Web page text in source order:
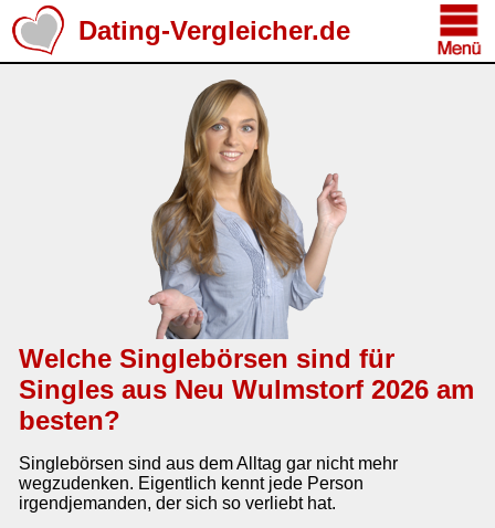
Dating-Vergleicher.de
Welche Singlebörsen sind für
Singles aus Neu Wulmstorf 2026 am
besten?
Singlebörsen sind aus dem Alltag gar nicht mehr
wegzudenken. Eigentlich kennt jede Person
irgendjemanden, der sich so verliebt hat.